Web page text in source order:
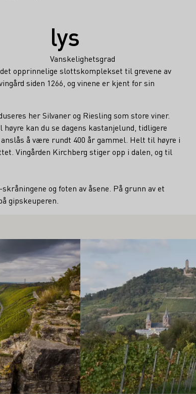
lys
Vanskelighetsgrad
opprinnelige slottskomplekset til grevene av
siden 1266, og vinene er kjent for sin
her Silvaner og Riesling som store viner.
kan du se dagens kastanjelund, tidligere
å være rundt 400 år gammel. Helt til høyre i
Vingården Kirchberg stiger opp i dalen, og til
og foten av åsene. På grunn av et
gipskeuperen.
Lær mer om dette